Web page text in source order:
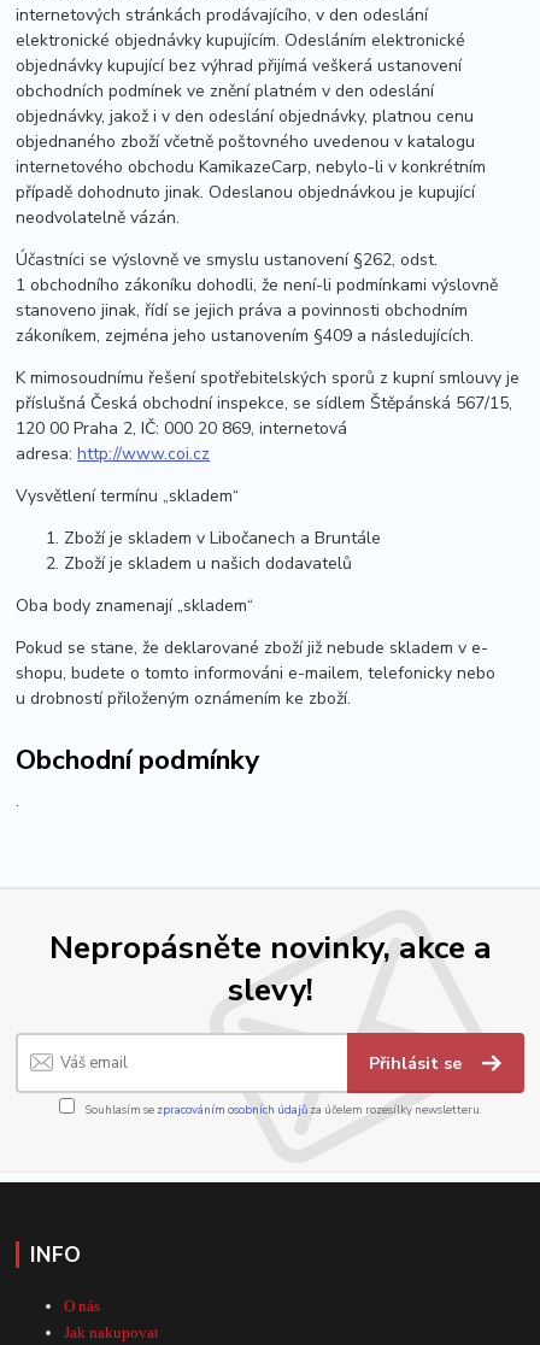
internetových stránkách prodávajícího, v den odeslání
elektronické objednávky kupujícím. Odesláním elektronické
objednávky kupující bez výhrad přijímá veškerá ustanovení
obchodních podmínek ve znění platném v den odeslání
objednávky, jakož i v den odeslání objednávky, platnou cenu
objednaného zboží včetně poštovného uvedenou v katalogu
internetového obchodu KamikazeCarp, nebylo-li v konkrétním
případě dohodnuto jinak. Odeslanou objednávkou je kupující
neodvolatelně vá­zán.
Účastníci se výslovně ve smyslu ustanovení §262, odst.
1 obchodního zákoníku dohodli, že není-li podmínkami výslovně
stanoveno jinak, řídí se jejich práva a povinnosti obchodním
zákoníkem, zejména jeho ustanovením §409 a následujících.
K mimosoudnímu řešení spotřebitelských sporů z kupní smlouvy je
příslušná Česká obchodní inspekce, se sídlem Štěpánská 567/15,
120 00 Praha 2, IČ: 000 20 869, internetová
adresa:http://www.coi.cz
Vysvětlení termínu „skladem“
Zboží je skladem v Libočanech a Bruntále
Zboží je skladem u našich dodavatelů
Oba body znamenají „skladem“
Pokud se stane, že deklarované zboží již nebude skladem v e-
shopu, budete o tomto informováni e-mailem, telefonicky nebo
u drobností přiloženým oznámením ke zboží.
Obchodní podmínky
.
Nepropásněte novinky, akce a
slevy!
Přihlásit se
Souhlasím se zpracováním osobních údajůza účelem rozesílky newsletteru.
INFO
O nás
Jak nakupovat